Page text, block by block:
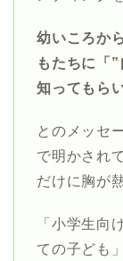
幼いころか
もたちに「
知ってもら
とのメッセ
で明かされ
だけに胸が
「小学生向
ての子ども